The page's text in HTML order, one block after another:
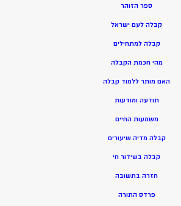
ספר הזוהר
קבלה לעם ישראל
קבלה למתחילים
מהי חכמת הקבלה
האם מותר ללמוד קבלה
תודעה ומודעות
משמעות החיים
קבלה מדיה שיעורים
קבלה בשידור חי
חזרה בתשובה
פרדס התורה